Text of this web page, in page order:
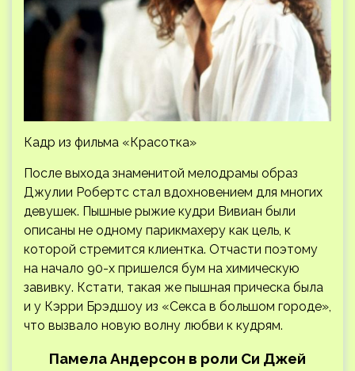
Кадр из фильма «Красотка»
После выхода знаменитой мелодрамы образ
Джулии Робертс стал вдохновением для многих
девушек. Пышные рыжие кудри Вивиан были
описаны не одному парикмахеру как цель, к
которой стремится клиентка. Отчасти поэтому
на начало 90-х пришелся бум на химическую
завивку. Кстати, такая же пышная прическа была
и у Кэрри Брэдшоу из «Секса в большом городе»,
что вызвало новую волну любви к кудрям.
Памела Андерсон в роли Си Джей